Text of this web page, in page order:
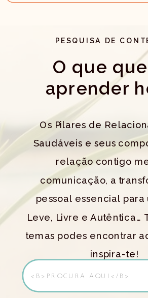
Search
for:
O que
aprender
PESQUISA DE
Os Pilares de
Saudáveis e seus
relação contigo
comunicação, a
pessoal essencial para
Leve, Livre e Autêntica…
temas podes encontrar
inspira-te!